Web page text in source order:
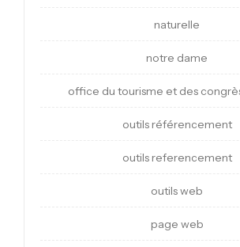
naturelle
notre dame
office du tourisme et des
outils référencement
outils referencement
outils web
page web